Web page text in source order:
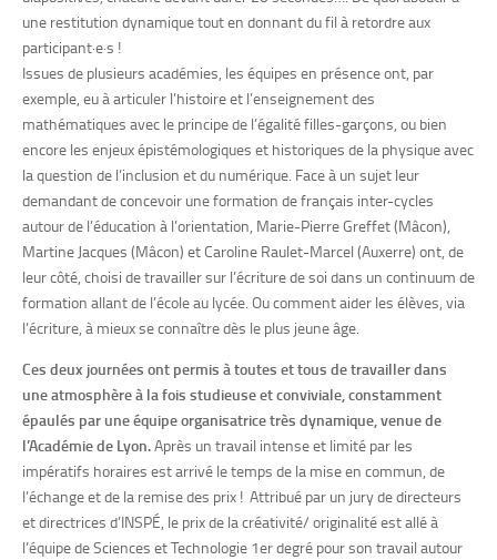
une restitution dynamique tout en donnant du fil à retordre aux
participant·e·s !
Issues de plusieurs académies, les équipes en présence ont, par
exemple, eu à articuler l’histoire et l’enseignement des
mathématiques avec le principe de l’égalité filles-garçons, ou bien
encore les enjeux épistémologiques et historiques de la physique avec
la question de l’inclusion et du numérique. Face à un sujet leur
demandant de concevoir une formation de français inter-cycles
autour de l’éducation à l’orientation, Marie-Pierre Greffet (Mâcon),
Martine Jacques (Mâcon) et Caroline Raulet-Marcel (Auxerre) ont, de
leur côté, choisi de travailler sur l’écriture de soi dans un continuum de
formation allant de l’école au lycée. Ou comment aider les élèves, via
l’écriture, à mieux se connaître dès le plus jeune âge.
Ces deux journées ont permis à toutes et tous de travailler dans
une atmosphère à la fois studieuse et conviviale, constamment
épaulés par une équipe organisatrice très dynamique, venue de
l’Académie de Lyon.Après un travail intense et limité par les
impératifs horaires est arrivé le temps de la mise en commun, de
l’échange et de la remise des prix ! Attribué par un jury de directeurs
et directrices d’INSPÉ, le prix de la créativité/ originalité est allé à
l’équipe de Sciences et Technologie 1er degré pour son travail autour